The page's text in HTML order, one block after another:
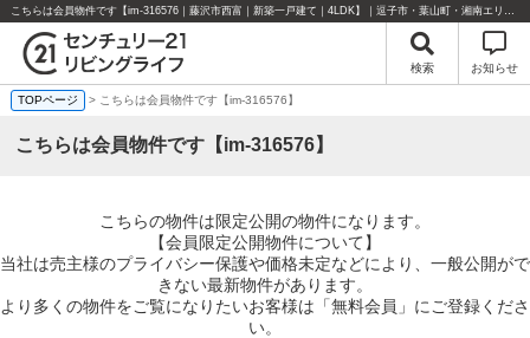
こちらは会員物件です【im-316576｜藤沢市西富｜新築一戸建て｜4LDK】｜逗子市・葉山町・湘南エリアの不動産のことならセンチュリー21リビングライフにお任せください！
検索 お知らせ
TOPページ > こちらは会員物件です【im-316576】
こちらは会員物件です【im-316576】
こちらの物件は限定公開の物件になります。
【会員限定公開物件について】
当社は売主様のプライバシー保護や価格未定などにより、一般公開がで
きない最新物件があります。
より多くの物件をご覧になりたいお客様は「無料会員」にご登録くださ
い。